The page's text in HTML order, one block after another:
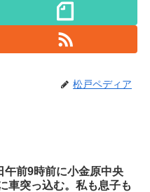
松戸ペディア
午前9時前に小金原中央
車突っ込む。私も息子も